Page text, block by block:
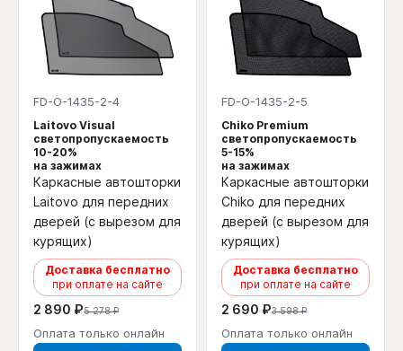
FD-O-1435-2-4
Laitovo Visual
светопропускаемость
10-20%
на зажимах
Каркасные автошторки
Laitovo для передних
дверей (с вырезом для
курящих)
Доставка бесплатно
при оплате на сайте
2 890 ₽5 278 ₽
Оплата только онлайн
FD-O-1435-2-5
Chiko Premium
светопропускаемость
5-15%
на зажимах
Каркасные автошторки
Chiko для передних
дверей (с вырезом для
курящих)
Доставка бесплатно
при оплате на сайте
2 690 ₽3 598 ₽
Оплата только онлайн